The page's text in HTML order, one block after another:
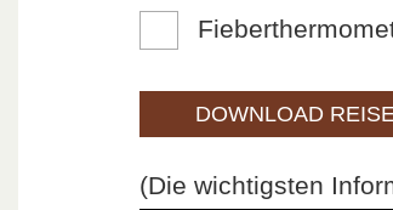
DOWNLOAD
(Die wichtigsten